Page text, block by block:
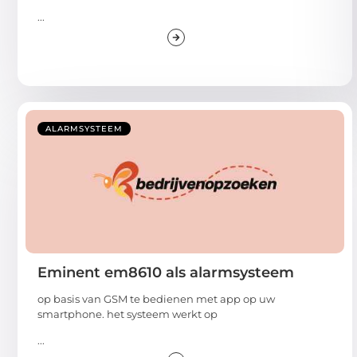
...
ALARMSYSTEEM
Eminent em8610 als alarmsysteem
op basis van GSM te bedienen met app op uw
smartphone. het systeem werkt op
...